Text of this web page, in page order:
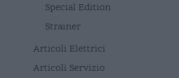
Special Edition
Strainer
Articoli Elettrici
Articoli Servizio